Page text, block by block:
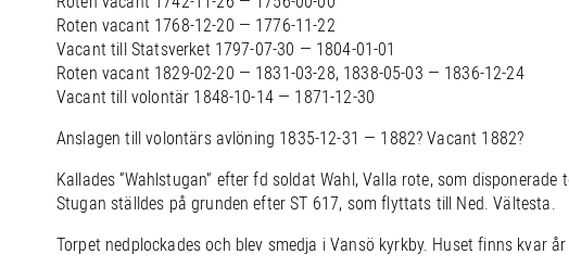
Roten vacant 1768-12-20 — 1776-11-22
Vacant till Statsverket 1797-07-30 — 1804-01-01
Roten vacant 1829-02-20 — 1831-03-28, 1838-05-03 — 1836-12-24
Vacant till volontär 1848-10-14 — 1871-12-30
Anslagen till volontärs avlöning 1835-12-31 — 1882? Vacant 1882?
Kallades “Wahlstugan” efter fd soldat Wahl, Valla rote, som
Stugan ställdes på grunden efter ST 617, som flyttats till Ned. Vältesta.
Torpet nedplockades och blev smedja i Vansö kyrkby. Huset finns kvar